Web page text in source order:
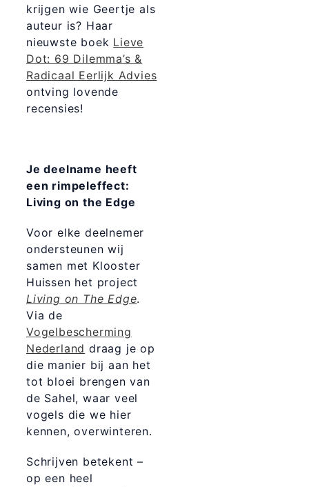
krijgen wie Geertje als
auteur is? Haar
nieuwste boek Lieve
Dot: 69 Dilemma’s &
Radicaal Eerlijk Advies
ontving lovende
recensies!
Je deelname heeft
een rimpeleffect:
Living on the Edge
Voor elke deelnemer
ondersteunen wij
samen met Klooster
Huissen het project
Living on The Edge.
Via de
Vogelbescherming
Nederland draag je op
die manier bij aan het
tot bloei brengen van
de Sahel, waar veel
vogels die we hier
kennen, overwinteren.
Schrijven betekent –
op een heel